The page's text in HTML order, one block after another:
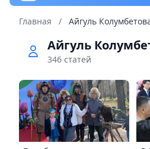
Главная / Айгуль
Айгуль
346 статей